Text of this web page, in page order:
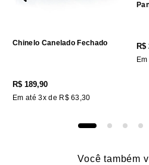
Chinelo Canelado Fechado
R$ 189,90
Em até3x de R$ 63,30
R$
Você também